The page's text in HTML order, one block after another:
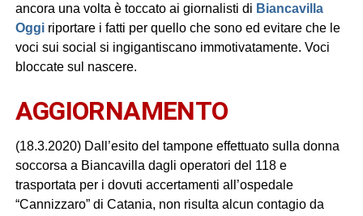
ancora una volta è toccato ai giornalisti di Biancavilla
Oggiriportare i fatti per quello che sono ed evitare che le
voci sui social si ingigantiscano immotivatamente. Voci
bloccate sul nascere.
AGGIORNAMENTO
(18.3.2020) Dall’esito del tampone effettuato sulla donna
soccorsa a Biancavilla dagli operatori del 118 e
trasportata per i dovuti accertamenti all’ospedale
“Cannizzaro” di Catania, non risulta alcun contagio da